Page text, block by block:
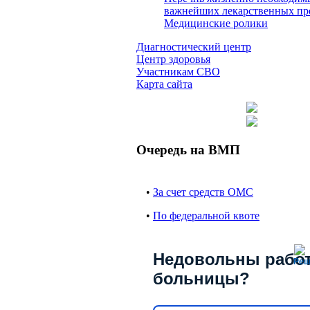
важнейших лекарственных
Медицинские ролики
Диагностический центр
Центр здоровья
Участникам СВО
Карта сайта
Очередь на ВМП
• За счет средств ОМС
• По федеральной квоте
Недовольны
больницы?